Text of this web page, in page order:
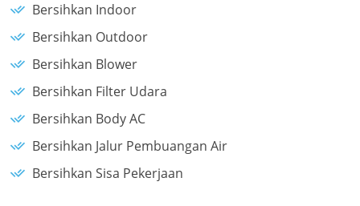
Bersihkan Indoor
Bersihkan Outdoor
Bersihkan Blower
Bersihkan Filter Udara
Bersihkan Body AC
Bersihkan Jalur Pembuangan Air
Bersihkan Sisa Pekerjaan